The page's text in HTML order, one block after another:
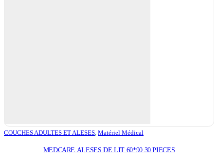
COUCHES ADULTES ET ALESES, Matériel Médical
MEDCARE ALESES DE LIT 60*90 30 PIECES